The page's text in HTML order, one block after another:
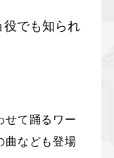
役でも知られ
せて踊るワー
曲なども登場